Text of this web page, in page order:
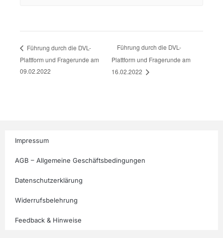
Führung durch die DVL-
Plattform und Fragerunde am
09.02.2022
Führung durch die DVL-
Plattform und Fragerunde am
16.02.2022
Impressum
AGB – Allgemeine Geschäftsbedingungen
Datenschutzerklärung
Widerrufsbelehrung
Feedback & Hinweise